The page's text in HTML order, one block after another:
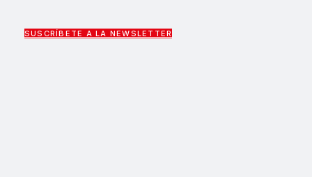
SUSCRÍBETE A LA NEWSLETTER